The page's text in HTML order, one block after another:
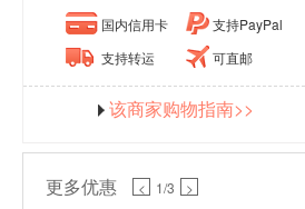
国内信用卡
支持PayPal
支持转运
可直邮
该商家购物指南>>
更多优惠 < 1/3
>